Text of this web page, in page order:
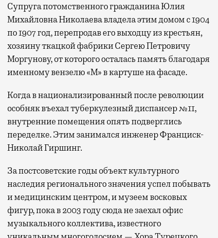
Супруга потомственного гражданина Юлия
Михайловна Николаева владела этим домом с 1904
по 1907 год, перепродав его выходцу из крестьян,
хозяину ткацкой фабрики Сергею Петровичу
Моргунову, от которого осталась память благодаря
именному вензелю «М» в картуше на фасаде.
Когда в национализированный после революции
особняк въехал туберкулезный диспансер №11,
внутренние помещения опять подверглись
переделке. Этим занимался инженер Франциск-
Николай Гиршинг.
За постсоветские годы объект культурного
наследия регионального значения успел побывать
и медицинским центром, и музеем восковых
фигур, пока в 2003 году сюда не заехал офис
музыкального коллектива, известного